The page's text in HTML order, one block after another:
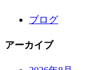
ブログ
アーカイブ